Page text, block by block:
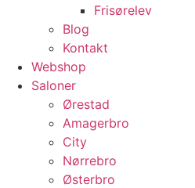
Frisørelev
Blog
Kontakt
Webshop
Saloner
Ørestad
Amagerbro
City
Nørrebro
Østerbro